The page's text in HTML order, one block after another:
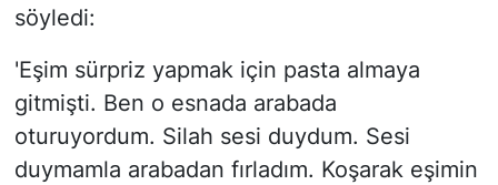
söyledi:
'Eşim sürpriz yapmak için pasta almaya
gitmişti. Ben o esnada arabada
oturuyordum. Silah sesi duydum. Sesi
duymamla arabadan fırladım. Koşarak eşimin